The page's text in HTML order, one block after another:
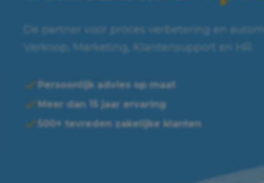
De partner voor proces verbetering en
Verkoop, Marketing, Klantensupport en HR.
Persoonlijk advies op maat
Meer dan 15 jaar ervaring
500+ tevreden zakelijke klanten